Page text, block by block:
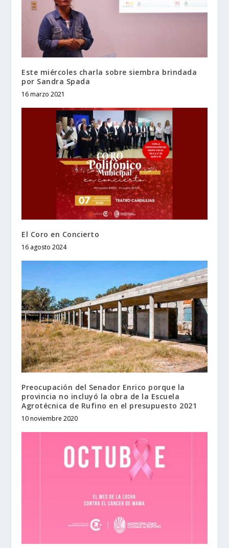
Este miércoles charla sobre siembra brindada
por Sandra Spada
16 marzo 2021
El Coro en Concierto
16 agosto 2024
Preocupación del Senador Enrico porque la
provincia no incluyó la obra de la Escuela
Agrotécnica de Rufino en el presupuesto 2021
10 noviembre 2020